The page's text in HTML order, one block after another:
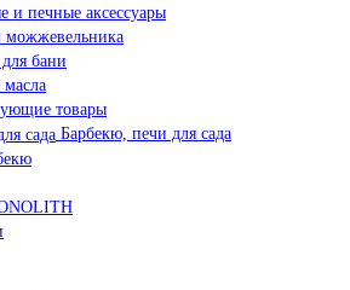
и печные аксессуары
можжевельника
бани
товары
Барбекю, печи для сада